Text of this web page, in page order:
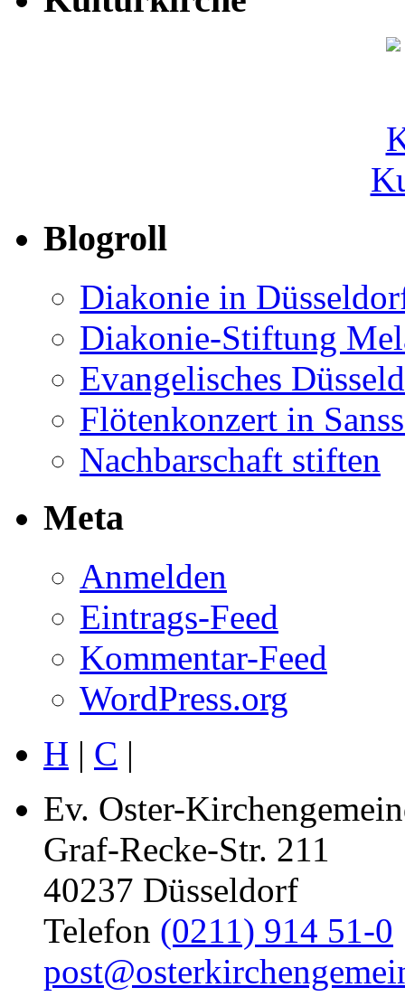
Blogroll
Diakonie in
Diakonie-Stiftung
Evangelisches
Flötenkonzert in
Nachbarschaft stiften
Meta
Anmelden
Eintrags-Feed
Kommentar-Feed
WordPress.org
H | C |
Ev. Oster-
Graf-Recke-Str. 211
40237 Düsseldorf
Telefon (0211) 914 51-0